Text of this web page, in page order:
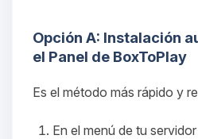
Opción A: Instalación
el Panel de BoxToPlay
Es el método más rápido y
En el menú de tu